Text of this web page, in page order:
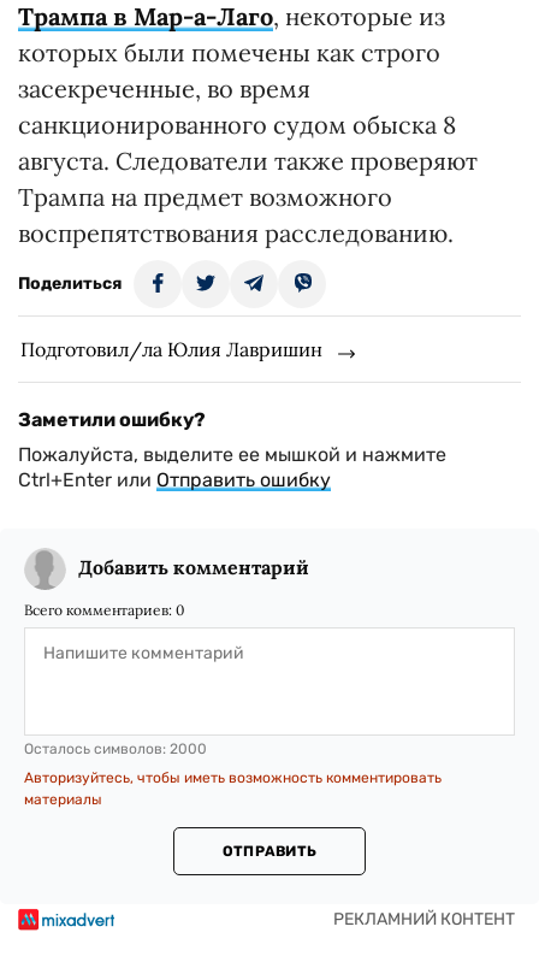
Трампа в Мар-а-Лаго, некоторые из
которых были помечены как строго
засекреченные, во время
санкционированного судом обыска 8
августа. Следователи также проверяют
Трампа на предмет возможного
воспрепятствования расследованию.
Поделиться
Подготовил/ла Юлия Лавришин
Заметили ошибку?
Пожалуйста, выделите ее мышкой и нажмите
Ctrl+Enter или Отправить ошибку
Добавить комментарий
Всего комментариев: 0
Осталось символов: 2000
Авторизуйтесь, чтобы иметь возможность комментировать
материалы
ОТПРАВИТЬ